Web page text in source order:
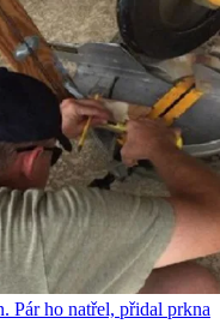
Pár ho natřel, přidal prkna